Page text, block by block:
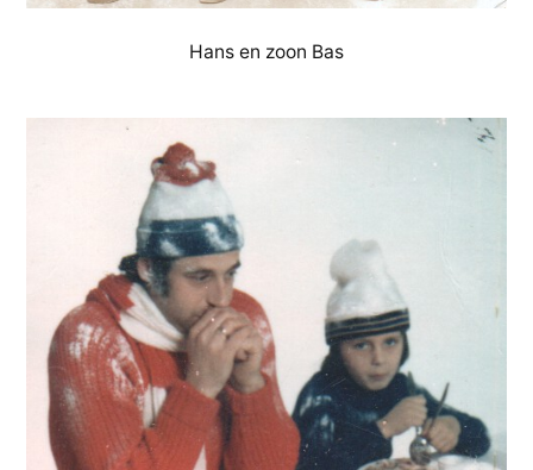
Hans en zoon Bas